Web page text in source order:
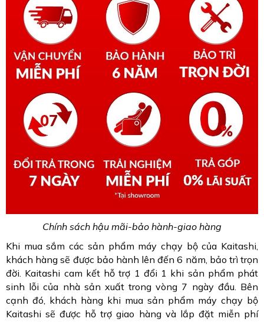
Chính sách hậu mãi-bảo hành-giao hàng
Khi mua sắm các sản phẩm máy chạy bộ của Kaitashi,
khách hàng sẽ được bảo hành lên đến 6 năm, bảo trì trọn
đời. Kaitashi cam kết hỗ trợ 1 đổi 1 khi sản phẩm phát
sinh lỗi của nhà sản xuất trong vòng 7 ngày đầu. Bên
cạnh đó, khách hàng khi mua sản phẩm máy chạy bộ
Kaitashi sẽ được hỗ trợ giao hàng và lắp đặt miễn phí